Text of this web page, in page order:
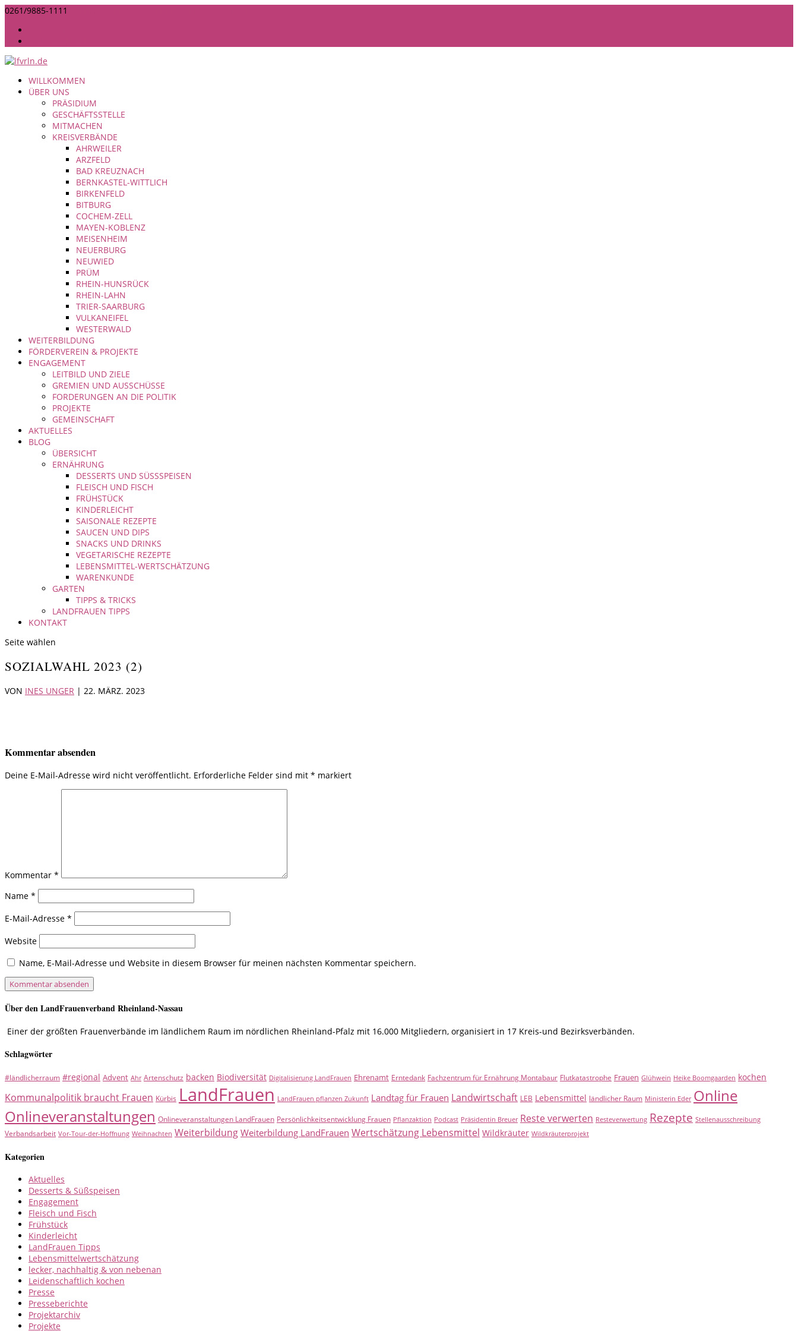
0261/9885-1111
WILLKOMMEN
ÜBER UNS
PRÄSIDIUM
GESCHÄFTSSTELLE
MITMACHEN
KREISVERBÄNDE
AHRWEILER
ARZFELD
BAD KREUZNACH
BERNKASTEL-WITTLICH
BIRKENFELD
BITBURG
COCHEM-ZELL
MAYEN-KOBLENZ
MEISENHEIM
NEUERBURG
NEUWIED
PRÜM
RHEIN-HUNSRÜCK
RHEIN-LAHN
TRIER-SAARBURG
VULKANEIFEL
WESTERWALD
WEITERBILDUNG
FÖRDERVEREIN & PROJEKTE
ENGAGEMENT
LEITBILD UND ZIELE
GREMIEN UND AUSSCHÜSSE
FORDERUNGEN AN DIE POLITIK
PROJEKTE
GEMEINSCHAFT
AKTUELLES
BLOG
ÜBERSICHT
ERNÄHRUNG
DESSERTS UND SÜSSSPEISEN
FLEISCH UND FISCH
FRÜHSTÜCK
KINDERLEICHT
SAISONALE REZEPTE
SAUCEN UND DIPS
SNACKS UND DRINKS
VEGETARISCHE REZEPTE
LEBENSMITTEL-WERTSCHÄTZUNG
WARENKUNDE
GARTEN
TIPPS & TRICKS
LANDFRAUEN TIPPS
KONTAKT
Seite wählen
SOZIALWAHL 2023 (2)
VON INES UNGER | 22. MÄRZ. 2023
Kommentar absenden
Deine E-Mail-Adresse wird nicht veröffentlicht. Erforderliche Felder sind mit * markiert
Kommentar *
Name *
E-Mail-Adresse *
Website
Name, E-Mail-Adresse und Website in diesem Browser für meinen nächsten Kommentar speichern.
Über den LandFrauenverband Rheinland-Nassau
Einer der größten Frauenverbände im ländlichem Raum im nördlichen Rheinland-Pfalz mit 16.000 Mitgliedern, organisiert in 17 Kreis-und Bezirksverbänden.
Schlagwörter
#ländlicherraum #regional Advent Ahr Artenschutz backen Biodiversität Digitalisierung LandFrauen Ehrenamt Erntedank Fachzentrum für Ernährung Montabaur Flutkatastrophe Frauen Glühwein Heike Boomgaarden kochen
Kommunalpolitik braucht Frauen Kürbis LandFrauen LandFrauen pflanzen Zukunft Landtag für Frauen Landwirtschaft LEB Lebensmittel ländlicher Raum Ministerin Eder Online
Onlineveranstaltungen Onlineveranstaltungen LandFrauen Persönlichkeitsentwicklung Frauen Pflanzaktion Podcast Präsidentin Breuer Reste verwerten Resteverwertung Rezepte Stellenausschreibung
Verbandsarbeit Vor-Tour-der-Hoffnung Weihnachten Weiterbildung Weiterbildung LandFrauen Wertschätzung Lebensmittel Wildkräuter Wildkräuterprojekt
Kategorien
Aktuelles
Desserts & Süßspeisen
Engagement
Fleisch und Fisch
Frühstück
Kinderleicht
LandFrauen Tipps
Lebensmittelwertschätzung
lecker, nachhaltig & von nebenan
Leidenschaftlich kochen
Presse
Presseberichte
Projektarchiv
Projekte